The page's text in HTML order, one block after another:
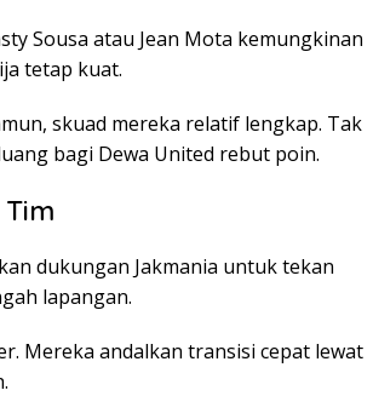
Sousa atau Jean Mota kemungkinan
tetap kuat.
skuad mereka relatif lengkap. Tak
bagi Dewa United rebut poin.
dukungan Jakmania untuk tekan
lapangan.
Mereka andalkan transisi cepat lewat